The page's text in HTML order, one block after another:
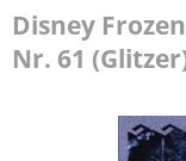
Disney
Nr. 61